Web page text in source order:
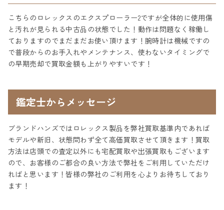
こちらのロレックスのエクスプローラー2ですが全体的に使用傷
と汚れが見られる中古品の状態でした！動作は問題なく稼働し
ておりますのでまだまだお使い頂けます！腕時計は機械ですの
で普段からのお手入れやメンテナンス、使わないタイミングで
の早期売却で買取金額も上がりやすいです！
鑑定士からメッセージ
ブランドハンズではロレックス製品を弊社買取基準内であれば
モデルや新旧、状態問わず全て高価買取させて頂きます！買取
方法は店頭での査定以外にも宅配買取や出張買取もございます
ので、お客様のご都合の良い方法で弊社をご利用していただけ
ればと思います！皆様の弊社のご利用を心よりお待ちしており
ます！